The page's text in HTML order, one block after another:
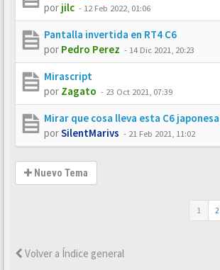
por jilc - 12 Feb 2022, 01:06
Pantalla invertida en RT4 C6
por Pedro Perez - 14 Dic 2021, 20:23
Mirascript
por Zagato - 23 Oct 2021, 07:39
Mirar que cosa lleva esta C6 japonesa
porSilentMarivs - 21 Feb 2021, 11:02
Nuevo Tema
1 2
Volver a Índice general